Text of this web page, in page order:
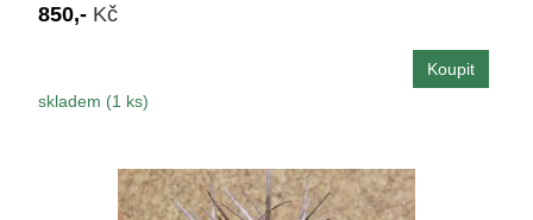
850,- Kč
skladem (1 ks)